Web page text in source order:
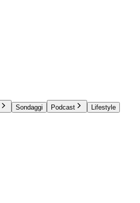
Sondaggi Podcast
Lifestyle